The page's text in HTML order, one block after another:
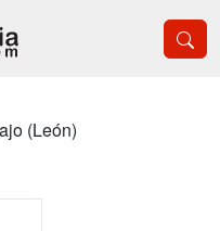
(León)